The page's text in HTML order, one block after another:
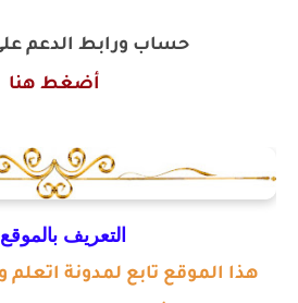
حساب ورابط الدعم على
أضغط هنا
التعريف
هذا الموقع تابع لمدونة